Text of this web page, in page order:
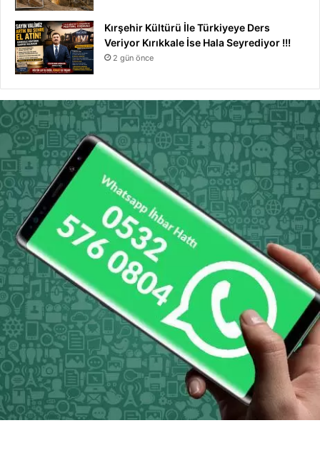
Kırşehir Kültürü İle Türkiyeye Ders
Veriyor Kırıkkale İse Hala Seyrediyor !!!
2 gün önce